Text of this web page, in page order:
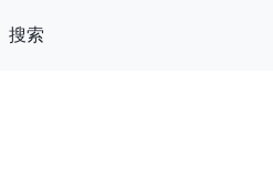
搜索